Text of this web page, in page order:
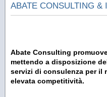
ABATE CONSULTING &
Abate Consulting
mettendo a disposizione
servizi di consulenza per il
elevata competitività.